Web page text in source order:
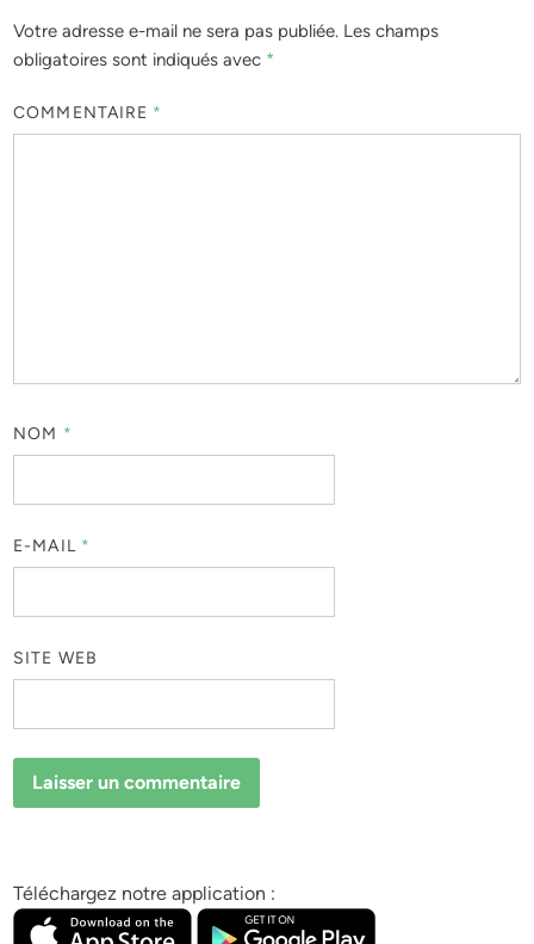
Votre adresse e-mail ne sera pas publiée. Les champs
obligatoires sont indiqués avec *
COMMENTAIRE *
NOM *
E-MAIL *
SITE WEB
Téléchargez notre application :